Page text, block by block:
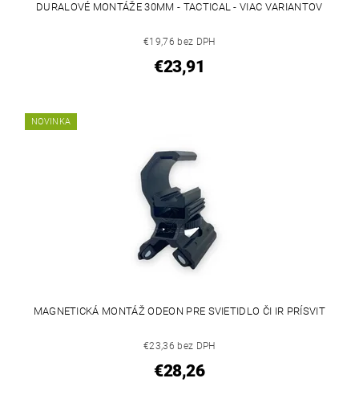
DURALOVÉ MONTÁŽE 30MM - TACTICAL - VIAC VARIANTOV
€19,76 bez DPH
€23,91
NOVINKA
MAGNETICKÁ MONTÁŽ ODEON PRE SVIETIDLO ČI IR PRÍSVIT
€23,36 bez DPH
€28,26